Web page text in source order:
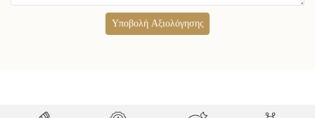
Υποβολή Αξιολόγησης